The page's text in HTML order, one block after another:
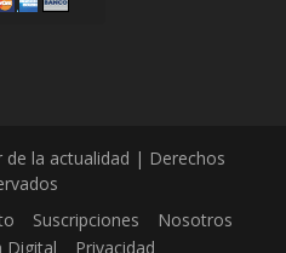
de la actualidad | Derechos
Suscripciones
Nosotros
Digital Privacidad